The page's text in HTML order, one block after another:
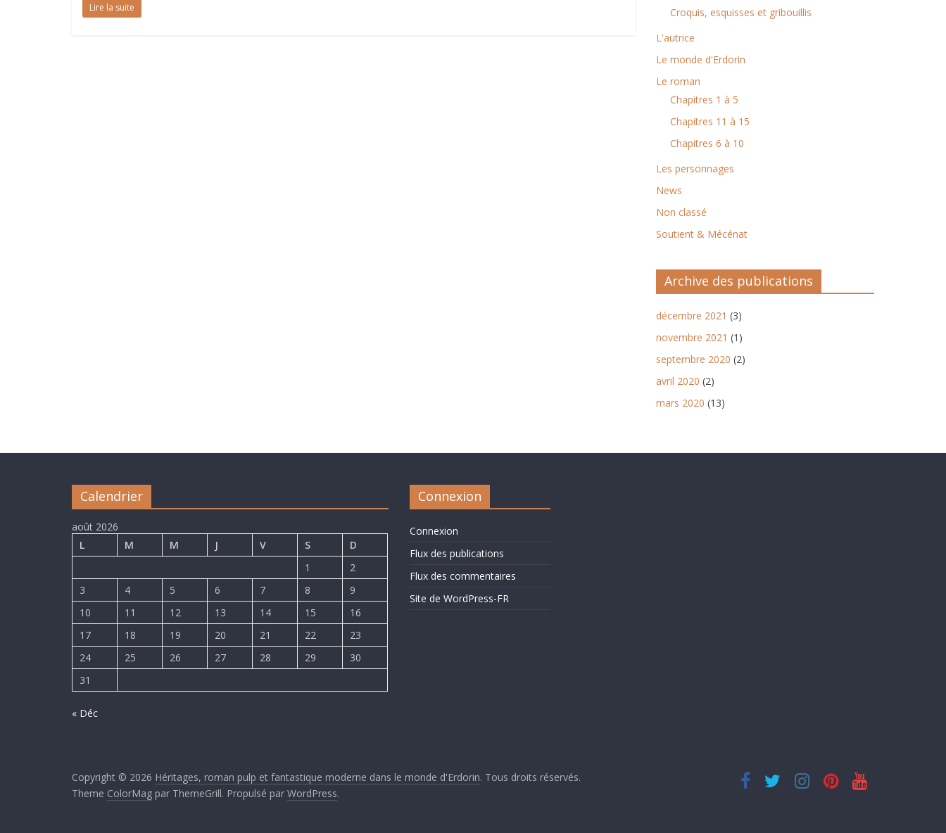
Lire la suite
Croquis, esquisses et gribouillis
L'autrice
Le monde d'Erdorin
Le roman
Chapitres 1 à 5
Chapitres 11 à 15
Chapitres 6 à 10
Les personnages
News
Non classé
Soutient & Mécénat
Archive des publications
décembre 2021 (3)
novembre 2021 (1)
septembre 2020 (2)
avril 2020 (2)
mars 2020 (13)
Calendrier
août 2026
L
M M J V S
D
1
2
3
4 5 6 7 8
9
10
11 12 13 14 15
16
17
18 19 20 21 22
23
24
25 26 27 28 29
30
31
« Déc
Connexion
Connexion
Flux des publications
Flux des commentaires
Site de WordPress-FR
Copyright © 2026 Héritages, roman pulp et fantastique moderne dans le monde d'Erdorin. Tous droits réservés.
Theme ColorMag par ThemeGrill. Propulsé par WordPress.